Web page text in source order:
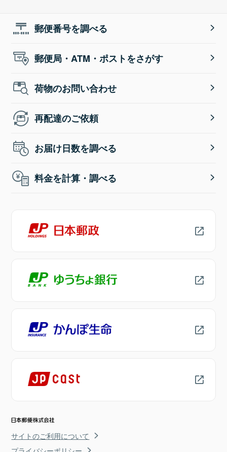
郵便番号を調べる
郵便局・ATM・ポストをさがす
荷物のお問い合わせ
再配達のご依頼
お届け日数を調べる
料金を計算・調べる
サイトのご利用について